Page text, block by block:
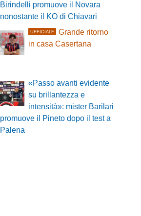
Birindelli promuove il Novara
nonostante il KO di Chiavari
UFFICIALE
Grande ritorno
in casa Casertana
«Passo avanti evidente
su brillantezza e
intensità»: mister Barilari
promuove il Pineto dopo il test a
Palena